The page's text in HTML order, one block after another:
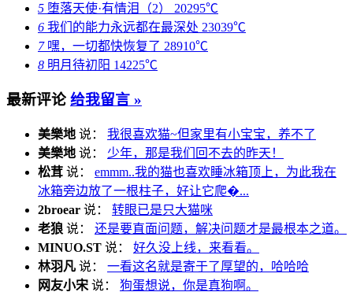
5 堕落天使·有情泪（2） 20295℃
6 我们的能力永远都在最深处 23039℃
7嘿，一切都快恢复了 28910℃
8 明月待初阳 14225℃
最新评论 给我留言 »
美樂地 说： 我很喜欢猫~但家里有小宝宝，养不了
美樂地 说： 少年，那是我们回不去的昨天！
松茸 说： emmm..我的猫也喜欢睡冰箱顶上，为此我在
冰箱旁边放了一根柱子，好让它爬�...
2broear 说： 转眼已是只大猫咪
老狼 说： 还是要直面问题，解决问题才是最根本之道。
MINUO.ST 说： 好久没上线，来看看。
林羽凡 说： 一看这名就是寄于了厚望的，哈哈哈
网友小宋 说： 狗蛋想说，你是真狗啊。